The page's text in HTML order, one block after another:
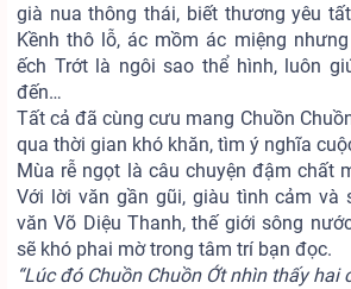
già nua thông thái, biết thương yêu
Kềnh thô lỗ, ác mồm ác miệng
ếch Trớt là ngôi sao thể hình, luôn
đến…
Tất cả đã cùng cưu mang Chuồn
qua thời gian khó khăn, tìm ý nghĩa
Mùa rễ ngọt là câu chuyện đậm chất
Với lời văn gần gũi, giàu tình cảm và
văn Võ Diệu Thanh, thế giới sông
sẽ khó phai mờ trong tâm trí bạn đọc.
“Lúc đó Chuồn Chuồn Ớt nhìn thấy hai